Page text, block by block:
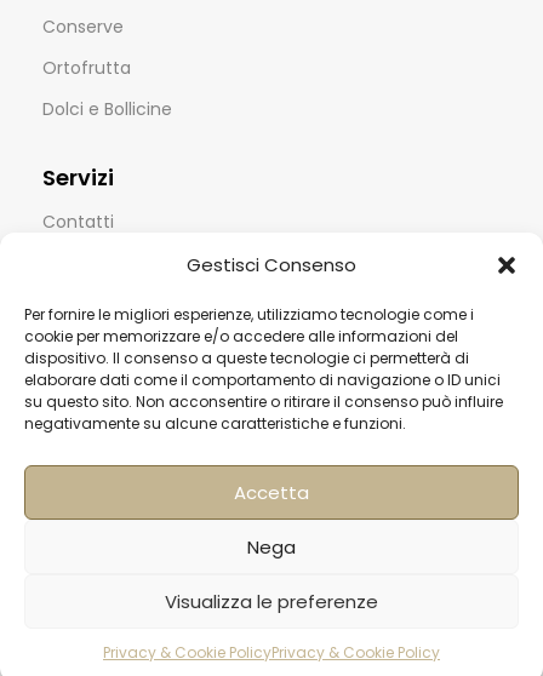
Gestisci Consenso
Per fornire le migliori esperienze, utilizziamo tecnologie come i
cookie per memorizzare e/o accedere alle informazioni del
dispositivo. Il consenso a queste tecnologie ci permetterà di
elaborare dati come il comportamento di navigazione o ID unici
su questo sito. Non acconsentire o ritirare il consenso può influire
negativamente su alcune caratteristiche e funzioni.
Accetta
Nega
Visualizza le preferenze
Privacy & Cookie PolicyPrivacy & Cookie Policy
Conserve
Ortofrutta
Dolci e Bollicine
Servizi
Contatti
Termini & Condizioni
Spedizioni
FAQ
Privacy & Cookie Policy
Informativa Newsletter
Iscriviti alla Newsletter
[mailup_form]
Via di Pietralata, 179